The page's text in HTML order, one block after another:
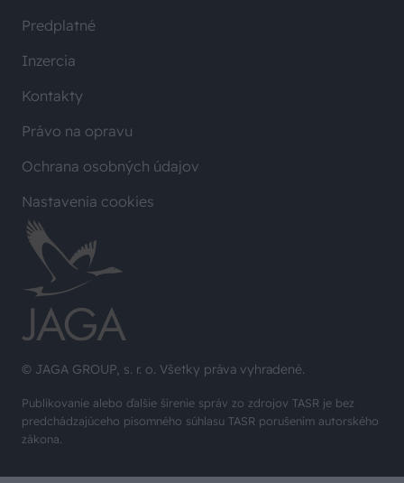
© JAGA GROUP, s. r. o. Všetky práva vyhradené.
Publikovanie alebo ďalšie šírenie správ zo zdrojov TASR je bez
predchádzajúceho písomného súhlasu TASR porušením autorského
zákona.
Predplatné
Inzercia
Kontakty
Právo na opravu
Ochrana osobných údajov
Nastavenia cookies